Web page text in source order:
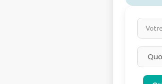
Votre
Email